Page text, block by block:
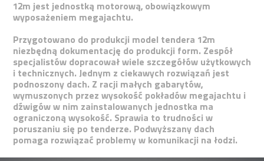
12m jest jednostką motorową, obowiązkowym
wyposażeniem megajachtu.
Przygotowano do produkcji model tendera 12m
niezbędną dokumentację do produkcji form. Zespół
specjalistów dopracował wiele szczegółów użytkowych
i technicznych. Jednym z ciekawych rozwiązań jest
podnoszony dach. Z racji małych gabarytów,
wymuszonych przez wysokość pokładów megajachtu i
dźwigów w nim zainstalowanych jednostka ma
ograniczoną wysokość. Sprawia to trudności w
poruszaniu się po tenderze. Podwyższany dach
pomaga rozwiązać problemy w komunikacji na łodzi.